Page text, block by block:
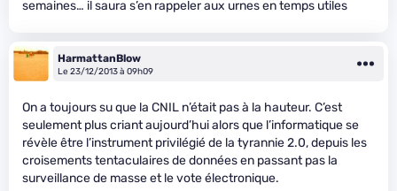
semaines… il saura s’en rappeler aux urnes en temps utiles
HarmattanBlow
Le 23/12/2013 à 09h09
On a toujours su que la CNIL n’était pas à la hauteur. C’est
seulement plus criant aujourd’hui alors que l’informatique se
révèle être l’instrument privilégié de la tyrannie 2.0, depuis les
croisements tentaculaires de données en passant pas la
surveillance de masse et le vote électronique.